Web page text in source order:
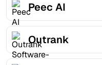
Peec AI
Outrank